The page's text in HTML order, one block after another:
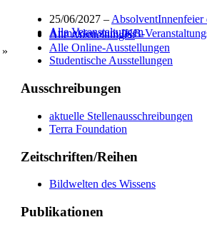
»
25/06/2027 –AbsolventInnenfeier
Alle Veranstaltungen
Anmelden zum IKB-
Alle Ausstellungen
Alle Online-Ausstellungen
Studentische Ausstellungen
Ausschreibungen
aktuelle Stellenausschreibungen
Terra Foundation
Zeitschriften/Reihen
Bildwelten des Wissens
Publikationen